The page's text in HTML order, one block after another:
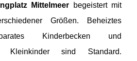
Mittelmeer begeistert mit
Größen. Beheiztes
Kinderbecken und
Kleinkinder sind Standard.